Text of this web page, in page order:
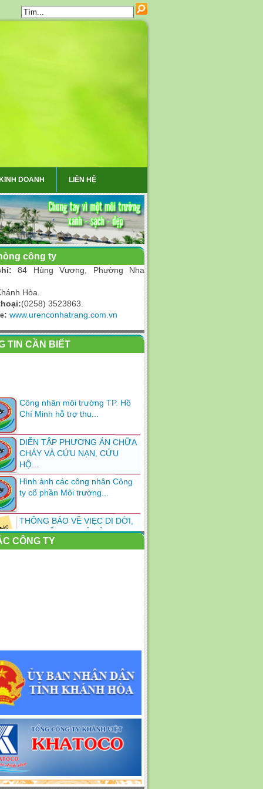
DOANH LIÊN HỆ
công ty
84 Hùng Vương, Phường Nha
Hòa.
(0258) 3523863.
: www.urenconhatrang.com.vn
TIN CẦN BIẾT
Chí Minh hỗ trợ thu...
CHÁY VÀ CỨU NẠN, CỨU
HỘ...
Hình ảnh các công nhân Công
ty cổ phần Môi trường...
THAY ĐỔI TRỤ SỞ LÀM
VIỆC...
Nỗ lực sau lũ: Kêu gọi toàn dân
NGỌ...
Nỗ lực thu dọn rác dạt vào bờ
biển Nha Trang
thị nha Trang tham...
Thông báo tuyển dụng lao
Công nhân vệ sinh môi trường
CÔNG TY